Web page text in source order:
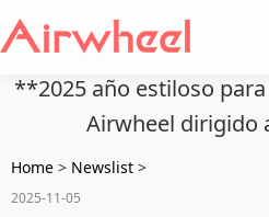
**2025 año estiloso
Airwheel dirigido
Home > Newslist >
2025-11-05